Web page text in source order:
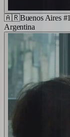
🇦🇷Buenos Aires #1
Argentina